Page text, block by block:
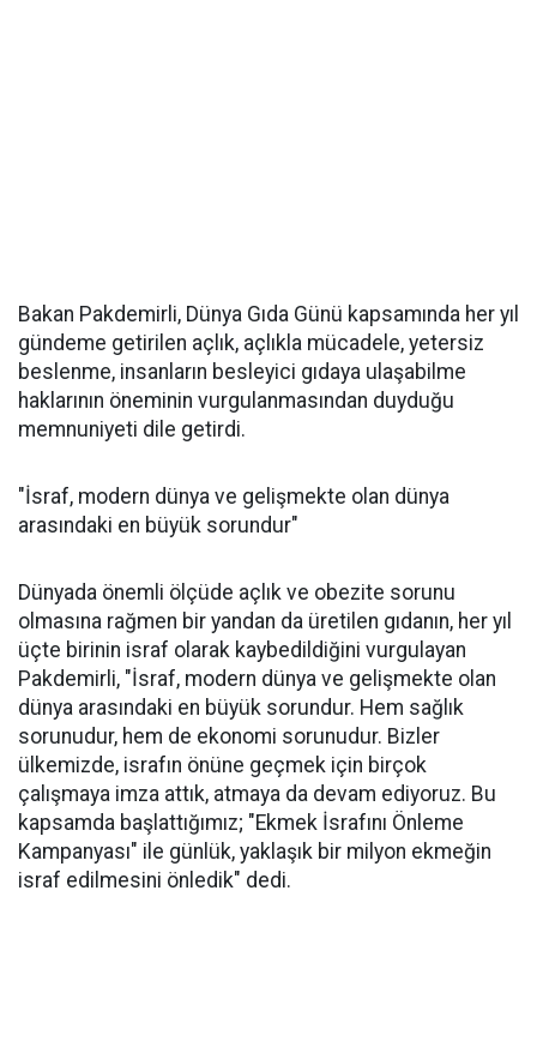
Bakan Pakdemirli, Dünya Gıda Günü kapsamında her yıl
gündeme getirilen açlık, açlıkla mücadele, yetersiz
beslenme, insanların besleyici gıdaya ulaşabilme
haklarının öneminin vurgulanmasından duyduğu
memnuniyeti dile getirdi.
"İsraf, modern dünya ve gelişmekte olan dünya
arasındaki en büyük sorundur"
Dünyada önemli ölçüde açlık ve obezite sorunu
olmasına rağmen bir yandan da üretilen gıdanın, her yıl
üçte birinin israf olarak kaybedildiğini vurgulayan
Pakdemirli, "İsraf, modern dünya ve gelişmekte olan
dünya arasındaki en büyük sorundur. Hem sağlık
sorunudur, hem de ekonomi sorunudur. Bizler
ülkemizde, israfın önüne geçmek için birçok
çalışmaya imza attık, atmaya da devam ediyoruz. Bu
kapsamda başlattığımız; "Ekmek İsrafını Önleme
Kampanyası" ile günlük, yaklaşık bir milyon ekmeğin
israf edilmesini önledik" dedi.